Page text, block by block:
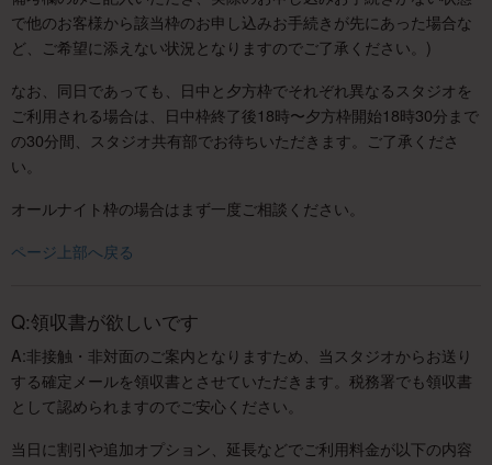
で他のお客様から該当枠のお申し込みお手続きが先にあった場合な
ど、ご希望に添えない状況となりますのでご了承ください。)
なお、同日であっても、日中と夕方枠でそれぞれ異なるスタジオを
ご利用される場合は、日中枠終了後18時〜夕方枠開始18時30分まで
の30分間、スタジオ共有部でお待ちいただきます。ご了承くださ
い。
オールナイト枠の場合はまず一度ご相談ください。
ページ上部へ戻る
Q:領収書が欲しいです
A:非接触・非対面のご案内となりますため、当スタジオからお送り
する確定メールを領収書とさせていただきます。税務署でも領収書
として認められますのでご安心ください。
当日に割引や追加オプション、延長などでご利用料金が以下の内容